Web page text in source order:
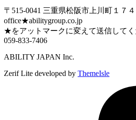
〒515-0041 三重県松阪市上川町１７
office★abilitygroup.co.jp
★をアットマークに変えて送信してく
059-833-7406
ABILITY JAPAN Inc.
Zerif Lite developed by ThemeIsle